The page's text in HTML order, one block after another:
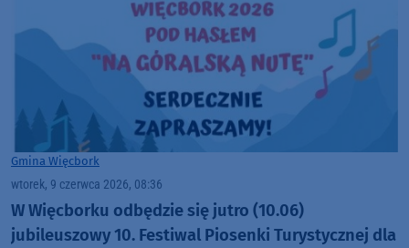
Gmina Więcbork
wtorek, 9 czerwca 2026, 08:36
W Więcborku odbędzie się jutro (10.06)
jubileuszowy 10. Festiwal Piosenki Turystycznej dla